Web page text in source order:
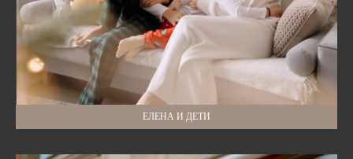
ЕЛЕНА И ДЕТИ